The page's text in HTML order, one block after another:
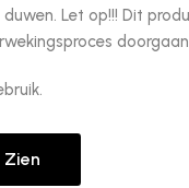
Let op!!! Dit
Zien